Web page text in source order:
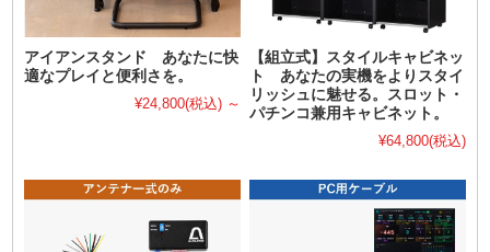
アイアンスタンド あなたに快
適なプレイと便利さを。
¥24,800(税込) ～
【組立式】スタイルキャビネッ
ト あなたの実機をよりスタイ
リッシュに魅せる。スロット・
パチンコ兼用キャビネット。
¥64,800(税込)